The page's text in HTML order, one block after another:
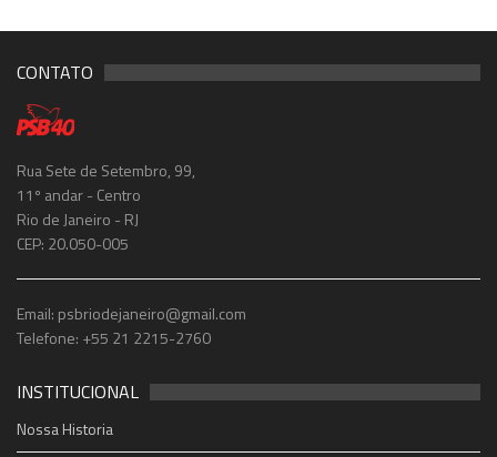
CONTATO
Rua Sete de Setembro, 99,
11º andar - Centro
Rio de Janeiro - RJ
CEP: 20.050-005
Email: psbriodejaneiro@gmail.com
Telefone: +55 21 2215-2760
INSTITUCIONAL
Nossa Historia